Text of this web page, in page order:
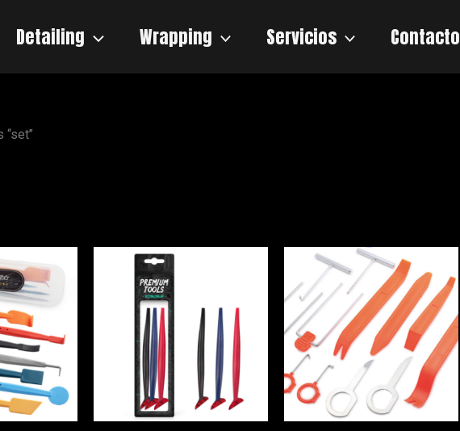
Detailing Wrapping Servicios Contacto